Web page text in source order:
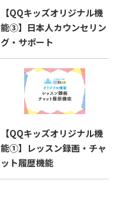
【QQキッズオリジナル機
能③】日本人カウンセリン
グ・サポート
【QQキッズオリジナル機
能①】レッスン録画・チャ
ット履歴機能